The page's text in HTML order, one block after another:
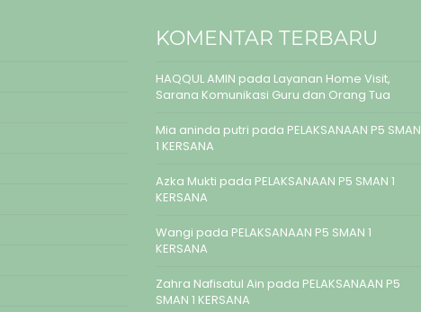
KOMENTAR TERBARU
HAQQUL AMIN pada Layanan Home Visit,
Sarana Komunikasi Guru dan Orang Tua
Mia aninda putri pada PELAKSANAAN P5 SMAN
1 KERSANA
Azka Mukti pada PELAKSANAAN P5 SMAN 1
KERSANA
Wangi pada PELAKSANAAN P5 SMAN 1
KERSANA
Zahra Nafisatul Ain pada PELAKSANAAN P5
SMAN 1 KERSANA